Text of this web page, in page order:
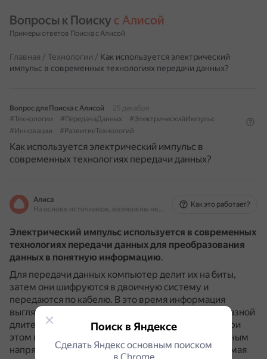
Вопросы к Поиску с Алисой
Примеры ответов Поиска с Алисой
Главная / Технологии / Как используется электрический
импульс в современных технологиях передачи данных?
Вопрос для Поиска с Алисой
25 декабря
#Технологии
#ПередачаДанных
#ЭлектрическийИмпульс
#Инновации
#РазвитиеТехнологий
Как используется электрический импульс в
современных технологиях передачи данных?
Алиса
На основе источников, возможны неточности
Как это работает?
Электрический импульс используется в современных
технологиях передачи данных для преобразования
данных в понятную информацию.
Для передачи данных компьютер делит их на биты,
затем они шифруются в двоичную систему и
передаются по кабелю. В это время информация
выглядит как простые электрические импульсы разной
длительности (частоты) и с разным вольтажом.
При
этом передаются два сигнала: один с положительным
напряжением, другой — с отрицательным.Принимая
Поиск в Яндексе
Сделать Яндекс основным поиском
в Сhrome